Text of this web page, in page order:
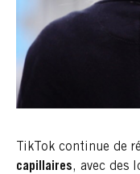
TikTok continue de
capillaires, avec des